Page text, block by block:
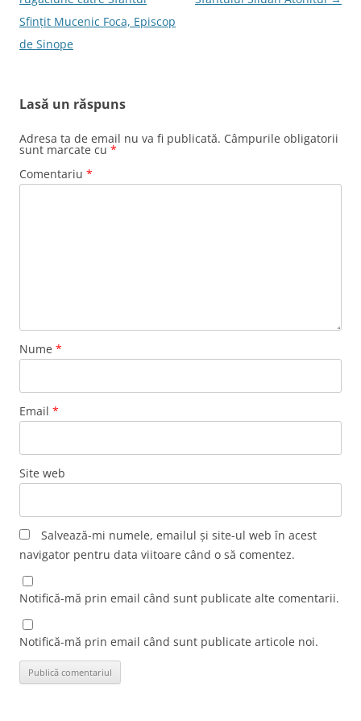
articole
Sfinţit Mucenic Foca, Episcop
de Sinope
Lasă un răspuns
Adresa ta de email nu va fi publicată. Câmpurile obligatorii
sunt marcate cu *
Comentariu *
Nume *
Email *
Site web
Salvează-mi numele, emailul și site-ul web în acest
navigator pentru data viitoare când o să comentez.
Notifică-mă prin email când sunt publicate alte comentarii.
Notifică-mă prin email când sunt publicate articole noi.